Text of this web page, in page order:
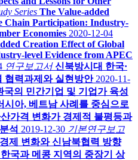
Series The Value-added
Chain Participation: Industry-
Economies 2020-12-04
Creation Effect of Global
level Evidence from APEC
연구보고서 신북방시대 한국·
협력과제와 실현방안 2020-11-
국의 민간기업 및 기업가 육성
아, 베트남 사례를 중심으로
가격 변화가 경제적 불평등과
석 2019-12-30 기본연구보고
제 변화와 신남북협력 방향
한국과 메콩 지역의 중장기 상